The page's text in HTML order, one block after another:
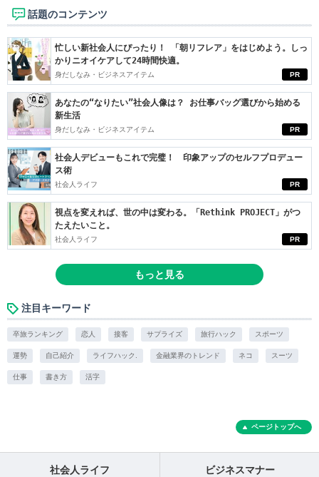
話題のコンテンツ
PR
忙しい新社会人にぴったり！ 「朝リフレア」をはじめよう。しっ
かりニオイケアして24時間快適。
身だしなみ・ビジネスアイテム
PR
あなたの“なりたい”社会人像は？ お仕事バッグ選びから始める
新生活
身だしなみ・ビジネスアイテム
PR
社会人デビューもこれで完璧！ 印象アップのセルフプロデュー
ス術
社会人ライフ
PR
視点を変えれば、世の中は変わる。「Rethink PROJECT」がつ
たえたいこと。
社会人ライフ
もっと見る
注目キーワード
卒旅ランキング 恋人 接客 サプライズ 旅行ハック スポーツ
運勢 自己紹介 ライフハック. 金融業界のトレンド ネコ スーツ
仕事 書き方 活字
ページトップへ
社会人ライフ ビジネスマナー